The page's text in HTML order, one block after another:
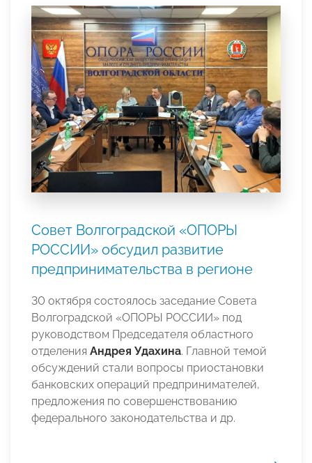
Совет Волгоградской «ОПОРЫ
РОССИИ» обсудил развитие
предпринимательства в регионе
30 октября состоялось заседание Совета
Волгоградской «ОПОРЫ РОССИИ» под
руководством Председателя областного
отделения Андрея Удахина. Главной темой
обсуждений стали вопросы приостановки
банковских операций предпринимателей,
предложения по совершенствованию
федерального законодательства и др.